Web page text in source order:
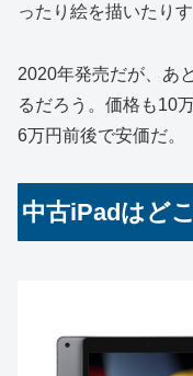
ったり絵を描いたり
2020年発売だが、あ
るだろう。価格も10
6万円前後で安価だ。
中古iPadはど